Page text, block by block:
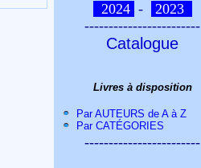
2024 -
2023
------------------------
Catalogue
Livres à disposition
Par AUTEURS de A à Z
Par CATÉGORIES
------------------------